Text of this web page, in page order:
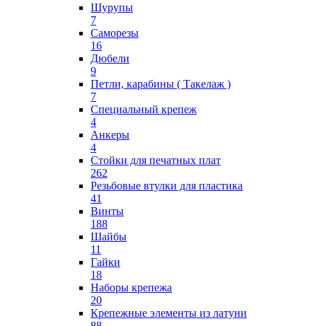
Шурупы
7
Саморезы
16
Дюбели
9
Петли, карабины ( Такелаж )
7
Специальный крепеж
4
Анкеры
4
Стойки для печатных плат
262
Резьбовые втулки для пластика
41
Винты
188
Шайбы
11
Гайки
18
Наборы крепежа
20
Крепежные элементы из латуни